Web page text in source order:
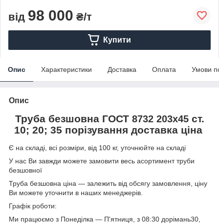
від 98 000 ₴/т
Купити
Опис Характеристики Доставка Оплата Умови
Опис
Труба безшовна ГОСТ 8732 203х45 ст.
10; 20; 35 порізування доставка ціна
Є на складі, всі розміри, від 100 кг, уточнюйте на складі
У нас Ви завжди можете замовити весь асортимент труби
безшовної
Труба безшовна ціна — залежить від обсягу замовлення, ціну
Ви можете уточнити в наших менеджерів.
Графік роботи:
Ми працюємо з Понеділка — П'ятниця, з 08:30 дорімань30,